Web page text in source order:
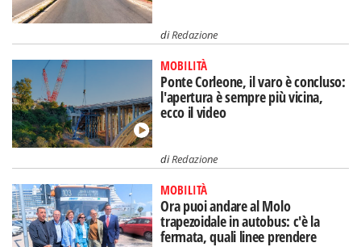
diRedazione
MOBILITÀ
Ponte Corleone, il varo è concluso:
l'apertura è sempre più vicina,
ecco il video
diRedazione
MOBILITÀ
Ora puoi andare al Molo
trapezoidale in autobus: c'è la
fermata, quali linee prendere